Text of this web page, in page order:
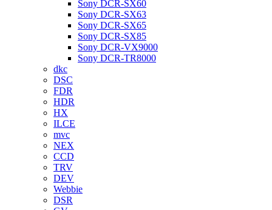
Sony DCR-SX60
Sony DCR-SX63
Sony DCR-SX65
Sony DCR-SX85
Sony DCR-VX9000
Sony DCR-TR8000
dkc
DSC
FDR
HDR
HX
ILCE
mvc
NEX
CCD
TRV
DEV
Webbie
DSR